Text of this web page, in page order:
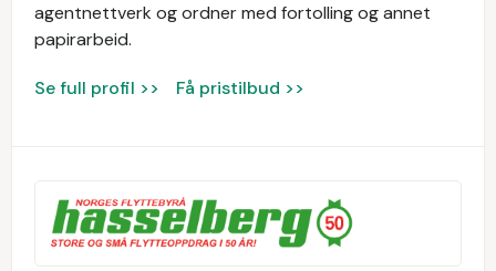
agentnettverk og ordner med fortolling og annet
papirarbeid.
Se full profil >> Få pristilbud >>